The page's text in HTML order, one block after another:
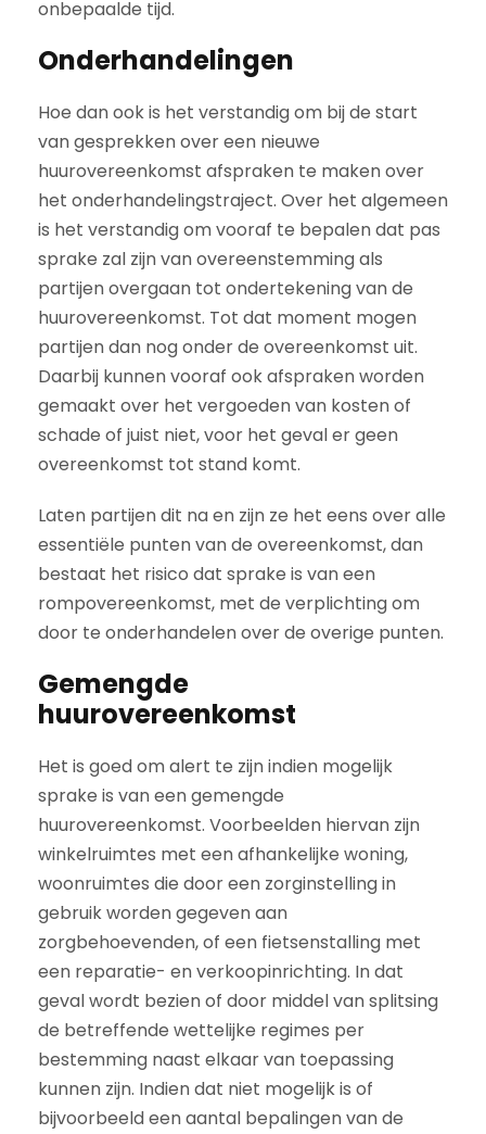
onbepaalde tijd.
Onderhandelingen
Hoe dan ook is het verstandig om bij de start
van gesprekken over een nieuwe
huurovereenkomst afspraken te maken over
het onderhandelingstraject. Over het algemeen
is het verstandig om vooraf te bepalen dat pas
sprake zal zijn van overeenstemming als
partijen overgaan tot ondertekening van de
huurovereenkomst. Tot dat moment mogen
partijen dan nog onder de overeenkomst uit.
Daarbij kunnen vooraf ook afspraken worden
gemaakt over het vergoeden van kosten of
schade of juist niet, voor het geval er geen
overeenkomst tot stand komt.
Laten partijen dit na en zijn ze het eens over alle
essentiële punten van de overeenkomst, dan
bestaat het risico dat sprake is van een
rompovereenkomst, met de verplichting om
door te onderhandelen over de overige punten.
Gemengde
huurovereenkomst
Het is goed om alert te zijn indien mogelijk
sprake is van een gemengde
huurovereenkomst. Voorbeelden hiervan zijn
winkelruimtes met een afhankelijke woning,
woonruimtes die door een zorginstelling in
gebruik worden gegeven aan
zorgbehoevenden, of een fietsenstalling met
een reparatie- en verkoopinrichting. In dat
geval wordt bezien of door middel van splitsing
de betreffende wettelijke regimes per
bestemming naast elkaar van toepassing
kunnen zijn. Indien dat niet mogelijk is of
bijvoorbeeld een aantal bepalingen van de